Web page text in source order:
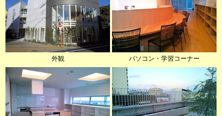
外観 パソコン・学習コーナー